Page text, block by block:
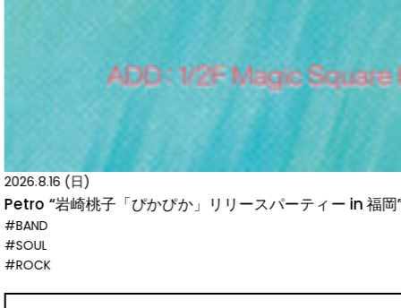
2026.8.16 (日)
Petro “岩崎桃子「ぴかぴか」リリースパーティー in 福岡”
#BAND
#SOUL
#ROCK